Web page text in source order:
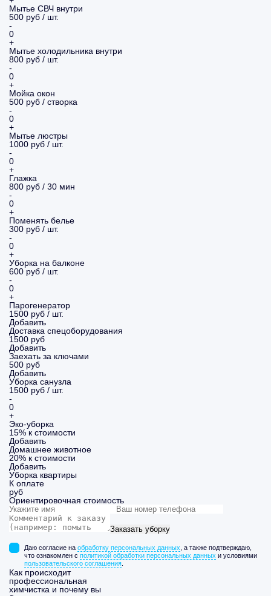
Мытье СВЧ внутри
500 руб / шт.
-
0
+
Мытье холодильника внутри
800 руб / шт.
-
0
+
Мойка окон
500 руб / створка
-
0
+
Мытье люстры
1000 руб / шт.
-
0
+
Глажка
800 руб / 30 мин
-
0
+
Поменять белье
300 руб / шт.
-
0
+
Уборка на балконе
600 руб / шт.
-
0
+
Парогенератор
1500 руб / шт.
Добавить
Доставка спецоборудования
1500 руб
Добавить
Заехать за ключами
500 руб
Добавить
Уборка санузла
1500 руб / шт.
-
0
+
Эко-уборка
15% к стоимости
Добавить
Домашнее животное
20% к стоимости
Добавить
Уборка квартиры
К оплате
руб
Ориентировочная стоимость
Заказать уборку
Даю согласие на обработку персональных данных , а также подтверждаю,
что ознакомлен с политикой обработки персональных данных и условиями
пользовательского соглашения
Как происходит
профессиональная
химчистка и почему вы